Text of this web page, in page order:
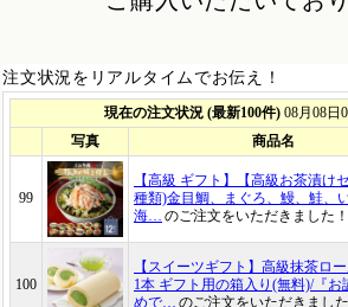
注文状況をリアルタイムでお伝え！